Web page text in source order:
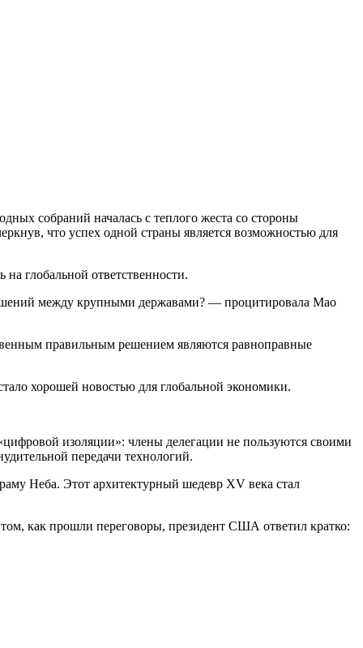
собраний началась с теплого жеста со стороны
что успех одной страны является возможностью для
глобальной ответственности.
между крупными державами? — процитировала Мао
правильным решением являются равноправные
хорошей новостью для глобальной экономики.
изоляции»: члены делегации не пользуются своими
передачи технологий.
Неба. Этот архитектурный шедевр XV века стал
как прошли переговоры, президент США ответил кратко: